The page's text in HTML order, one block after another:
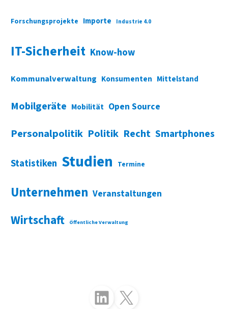
Forschungsprojekte Importe Industrie 4.0
IT-Sicherheit Know-how
Kommunalverwaltung Konsumenten Mittelstand
Mobilgeräte Mobilität Open Source
Personalpolitik Politik Recht Smartphones
Statistiken Studien Termine
Unternehmen Veranstaltungen
Wirtschaft Öffentliche Verwaltung
Folgen Sie uns auf LinkedInFolgen Sie uns auf X (Twitter)